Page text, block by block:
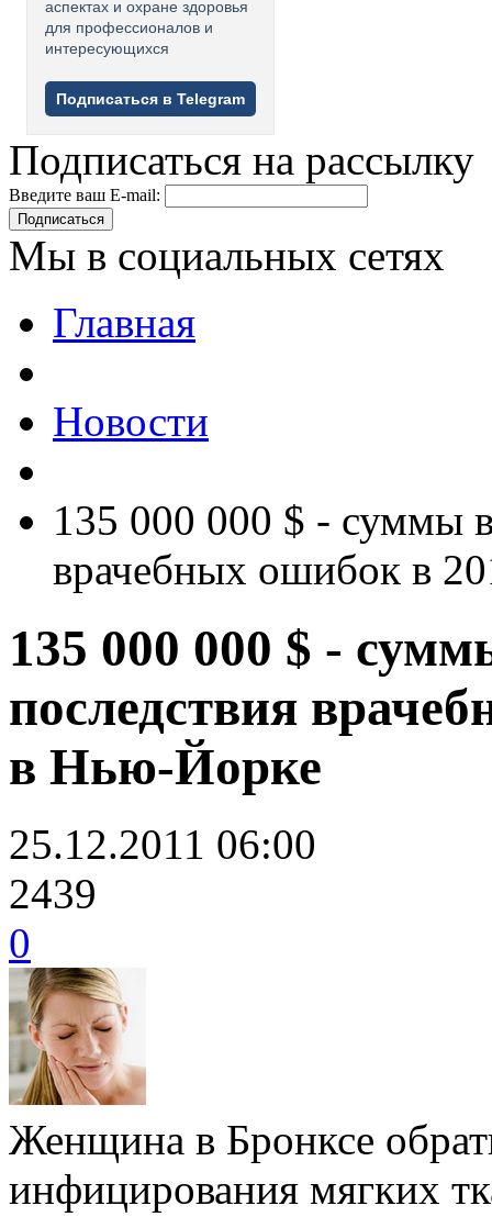
аспектах и охране здоровья
для профессионалов и
интересующихся
Подписаться в Telegram
Подписаться на рассылку
Введите ваш E-mail:
Подписаться
Мы в социальных сетях
Главная
Новости
135 000 000 $ - суммы
врачебных ошибок в
135 000 000 $ -
последствия
в Нью-Йорке
25.12.2011 06:00
2439
0
Женщина в Бронксе
инфицирования мягких